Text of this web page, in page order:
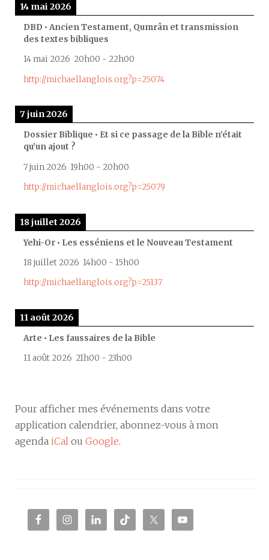
14 mai 2026
DBD • Ancien Testament, Qumrân et transmission
des textes bibliques
14 mai 2026 20h00 - 22h00
http://michaellanglois.org?p=25074
7 juin 2026
Dossier Biblique • Et si ce passage de la Bible n’était
qu’un ajout ?
7 juin 2026 19h00 - 20h00
http://michaellanglois.org?p=25079
18 juillet 2026
Yehi-Or • Les esséniens et le Nouveau Testament
18 juillet 2026 14h00 - 15h00
http://michaellanglois.org?p=25137
11 août 2026
Arte • Les faussaires de la Bible
11 août 2026 21h00 - 23h00
Pour afficher mes événements dans votre
application calendrier, abonnez-vous à mon
agenda iCal ou Google.